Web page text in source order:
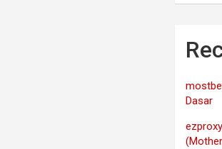
Dasar